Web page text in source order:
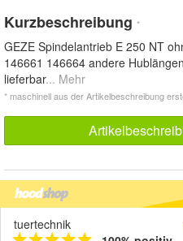
Kurzbeschreibung *
GEZE Spindelantrieb E 250 NT
146661 146664 andere
lieferbar... Mehr
* maschinell aus der Artikelbeschreibung
tuertechnik